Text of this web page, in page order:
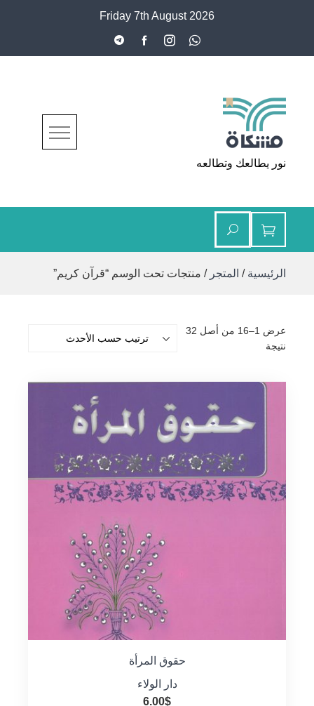
Friday 7th August 2026
مشكاة
نور يطالعك وتطالعه
الرئيسية / المتجر / منتجات تحت الوسم “قرآن كريم”
عرض 1–16 من أصل 32
نتيجة
حقوق المرأة
دار الولاء
6.00$